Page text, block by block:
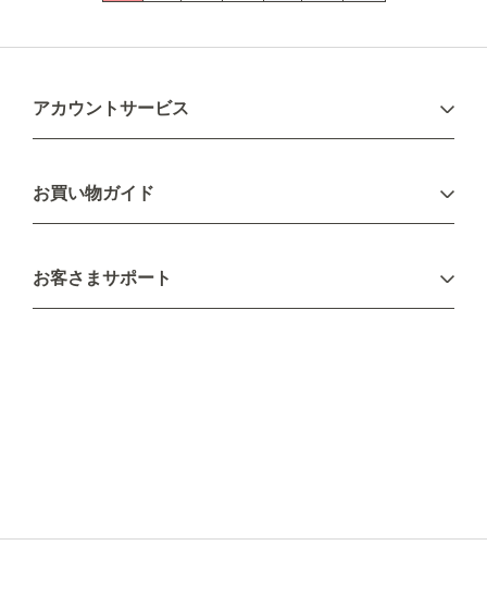
アカウントサービス
新規会員登録
お買い物ガイド
配送について
不良品・返品について
お客さまサポート